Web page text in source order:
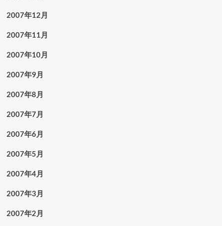
2007年12月
2007年11月
2007年10月
2007年9月
2007年8月
2007年7月
2007年6月
2007年5月
2007年4月
2007年3月
2007年2月